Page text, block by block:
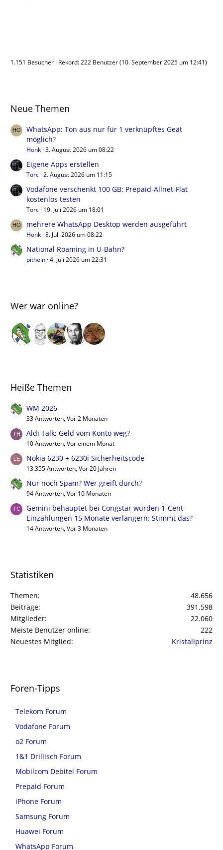
1.151 Besucher Rekord: 222 Benutzer (10. September 2025 um 12:41)
Neue Themen
WhatsApp: Ton aus nur für 1 verknüpftes Geät
möglich?
Honk 3. August 2026 um 08:22
Eigene Apps erstellen
Torc 2. August 2026 um 11:15
Vodafone verschenkt 100 GB: Prepaid-Allnet-Flat
kostenlos testen
Torc 19. Juli 2026 um 18:01
mehrere WhatsApp Desktop werden ausgeführt
Honk 8. Juli 2026 um 08:22
National Roaming in U-Bahn?
pithein 4. Juli 2026 um 22:31
Wer war online?
Heiße Themen
WM 2026
33 Antworten, Vor 2 Monaten
Aldi Talk: Geld vom Konto weg?
10 Antworten, Vor einem Monat
Nokia 6230 + 6230i Sicherheitscode
13.355 Antworten, Vor 20 Jahren
Nur noch Spam? Wer greift durch?
94 Antworten, Vor 10 Monaten
Gemini behauptet bei Congstar würden 1-Cent-
Einzahlungen 15 Monate verlängern: Stimmt das?
14 Antworten, Vor 3 Monaten
Statistiken
Themen
48.656
Beiträge
391.598
Mitglieder
22.060
Meiste Benutzer online
222
Neuestes Mitglied
Kristallprinz
Foren-Tipps
Telekom Forum
Vodafone Forum
o2 Forum
1&1 Drillisch Forum
Mobilcom Debitel Forum
Prepaid Forum
iPhone Forum
Samsung Forum
Huawei Forum
WhatsApp Forum